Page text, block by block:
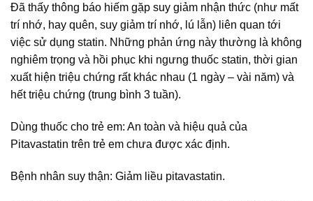
Đã thấy thông báo hiếm gặp suy giảm nhận thức (như mất
trí nhớ, hay quên, suy giảm trí nhớ, lú lẫn) liên quan tới
việc sử dụng statin. Những phản ứng này thường là không
nghiêm trọng và hồi phục khi ngưng thuốc statin, thời gian
xuất hiện triệu chứng rất khác nhau (1 ngày – vài năm) và
hết triệu chứng (trung bình 3 tuần).
Dùng thuốc cho trẻ em: An toàn và hiệu quả của
Pitavastatin trên trẻ em chưa được xác định.
Bệnh nhân suy thận: Giảm liều pitavastatin.